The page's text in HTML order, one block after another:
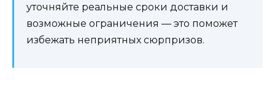
уточняйте реальные сроки доставки и
возможные ограничения — это поможет
избежать неприятных сюрпризов.